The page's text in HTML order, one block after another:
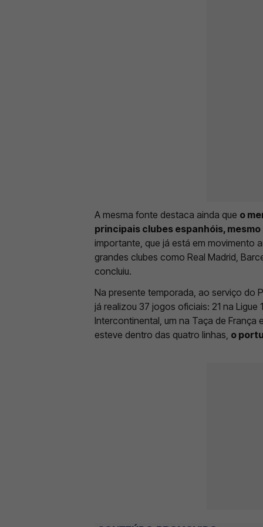
A mesma fonte destaca ainda que o
principais clubes espanhóis,
importante, que já está em movimento
grandes clubes como Real Madrid,
concluiu.
Na presente temporada, ao serviço do
já realizou 37 jogos oficiais: 21 na Ligue
Intercontinental, um na Taça de França
esteve dentro das quatro linhas, o